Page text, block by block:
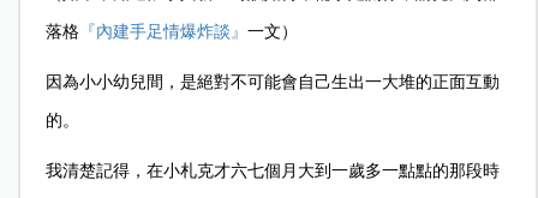
落格『內建手足情爆炸談』 一文）
因為小小幼兒間，是絕對不可能會自己生出一大堆的正面互動
的。
我清楚記得，在小札克才六七個月大到一歲多一點點的那段時